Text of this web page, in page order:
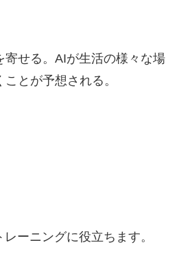
せる。AIが生活の様々な場
とが予想される。
ーニングに役立ちます。